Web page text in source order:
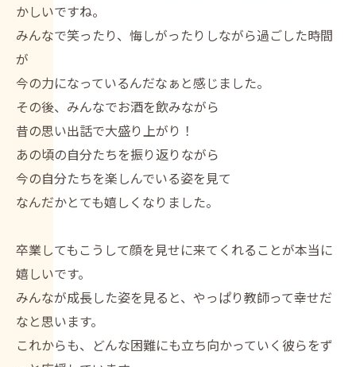
かしいですね。
みんなで笑ったり、悔しがったりしながら過ごした時間
が
今の力になっているんだなぁと感じました。
その後、みんなでお酒を飲みながら
昔の思い出話で大盛り上がり！
あの頃の自分たちを振り返りながら
今の自分たちを楽しんでいる姿を見て
なんだかとても嬉しくなりました。
卒業してもこうして顔を見せに来てくれることが本当に
嬉しいです。
みんなが成長した姿を見ると、やっぱり教師って幸せだ
なと思います。
これからも、どんな困難にも立ち向かっていく彼らをず